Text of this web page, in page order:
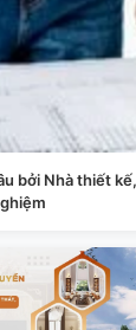
bởi Nhà thiết